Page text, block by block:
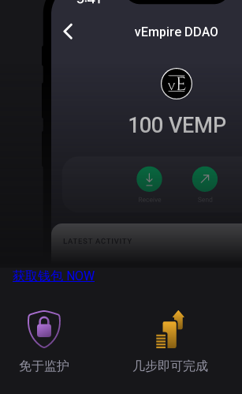
vEmpire DDAO
100 VEMP
获取钱包 NOW
免于监护 几步即可完成